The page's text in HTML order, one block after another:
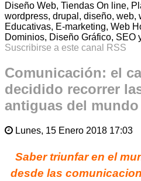
Diseño Web, Tiendas On line,
wordpress, drupal, diseño, web,
Educativas, E-marketing, Web
Dominios, Diseño Gráfico, SEO
Suscribirse a este canal RSS
Comunicación: el
decidido recorrer
antiguas del mundo
Lunes, 15 Enero 2018 17:03
Sabertriunfar en el
desde las